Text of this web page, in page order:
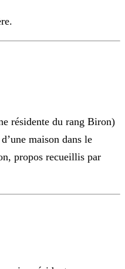
résidente du rang Biron)
maison dans le
propos recueillis par